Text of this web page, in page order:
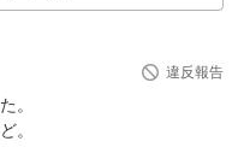
違反報告
。
。